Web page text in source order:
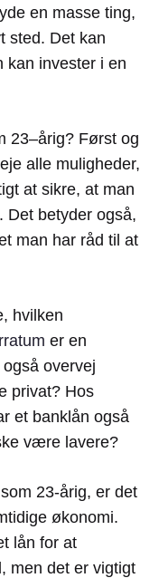
en masse ting,
sted. Det kan
kan invester i en
23–årig? Først og
je alle mul igheder,
at sikre, at man
Det betyder også,
man har råd til at
hvilken
er en
overvej
privat? Hos
et banklån også
være lavere?
23-årig, er det
økonomi.
lån for at
men det er vigtigt